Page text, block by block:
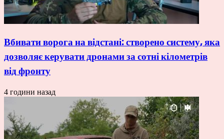
Вбивати ворога на відстані: створено систему, яка
дозволяє керувати дронами за сотні кілометрів
від фронту
4 години назад